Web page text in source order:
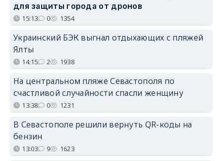
для защиты города от дронов
15:13 0 1354
Украинский БЭК выгнал отдыхающих с пляжей
Ялты
14:15 2 1938
На центральном пляже Севастополя по
счастливой случайности спасли женщину
13:38 0 1231
В Севастополе решили вернуть QR-коды на
бензин
13:03 9 1623